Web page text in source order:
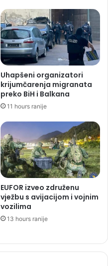
Uhapšeni organizatori
krijumčarenja migranata
preko BiH i Balkana
11 hours ranije
EUFOR izveo združenu
vježbu s avijacijom i vojnim
vozilima
13 hours ranije